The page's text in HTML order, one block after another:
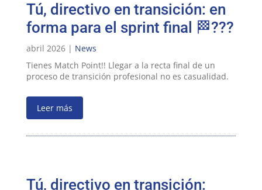
Tú, directivo en transición: en
forma para el sprint final 🏁???
abril 2026 | News
Tienes Match Point!! Llegar a la recta final de un
proceso de transición profesional no es casualidad.
Leer más
Tú, directivo en transición: